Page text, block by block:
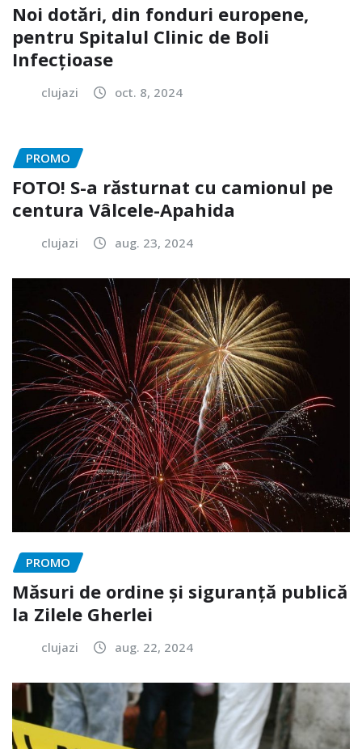
Noi dotări, din fonduri europene,
pentru Spitalul Clinic de Boli
Infecțioase
clujazi oct. 8, 2024
PROMO
FOTO! S-a răsturnat cu camionul pe
centura Vâlcele-Apahida
clujazi aug. 23, 2024
PROMO
Măsuri de ordine și siguranță publică
la Zilele Gherlei
clujazi aug. 22, 2024